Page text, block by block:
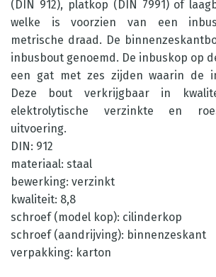
(DIN 912), platkop (DIN 7991) of
welke is voorzien van een
metrische draad. De
inbusbout genoemd. De inbuskop op
een gat met zes zijden waarin de
Deze bout verkrijgbaar in
elektrolytische verzinkte en
uitvoering.
DIN: 912
materiaal: staal
bewerking: verzinkt
kwaliteit: 8,8
schroef (model kop): cilinderkop
schroef (aandrijving): binnenzeskant
verpakking: karton